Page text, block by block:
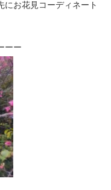
にお花見コーディネート
ーー